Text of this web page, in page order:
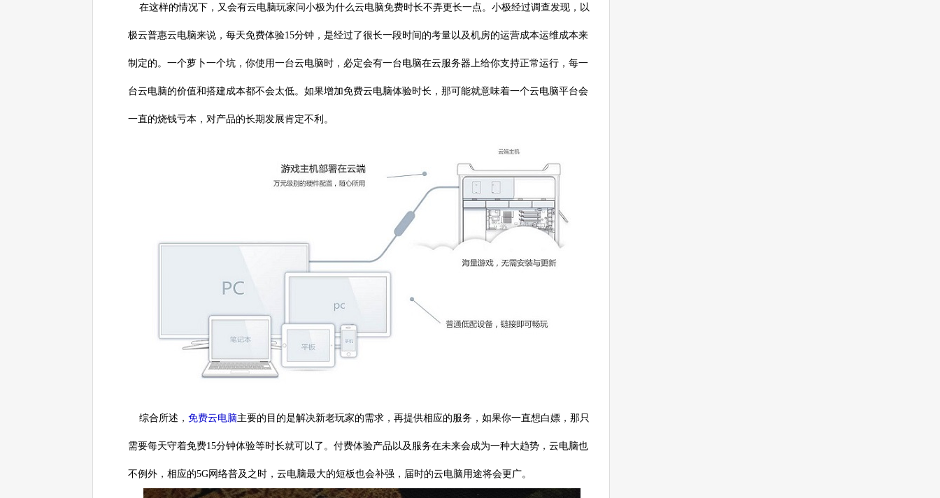
在这样的情况下，又会有云电脑玩家问小极为什么云电脑免费时长不弄更长一点。小极经过调查发现，以
极云普惠云电脑来说，每天免费体验15分钟，是经过了很长一段时间的考量以及机房的运营成本运维成本来
制定的。一个萝卜一个坑，你使用一台云电脑时，必定会有一台电脑在云服务器上给你支持正常运行，每一
台云电脑的价值和搭建成本都不会太低。如果增加免费云电脑体验时长，那可能就意味着一个云电脑平台会
一直的烧钱亏本，对产品的长期发展肯定不利。
综合所述， 免费云电脑主要的目的是解决新老玩家的需求，再提供相应的服务，如果你一直想白嫖，那只
需要每天守着免费15分钟体验等时长就可以了。付费体验产品以及服务在未来会成为一种大趋势，云电脑也
不例外，相应的5G网络普及之时，云电脑最大的短板也会补强，届时的云电脑用途将会更广。